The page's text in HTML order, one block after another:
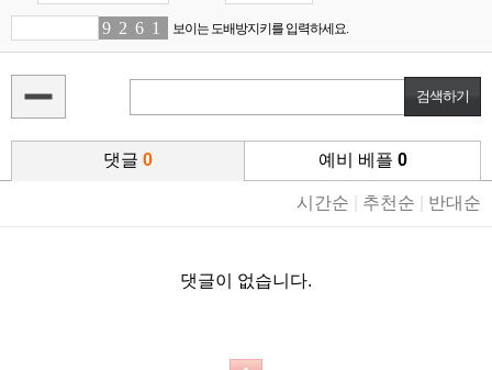
92 2 61 1 보이는 도배방지키를 입력하세요.
댓글 0 예비 베플 0
시간순 추천순 반대순
댓글이 없습니다.